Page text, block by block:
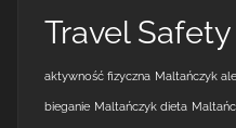
Travel Safety
aktywność fizyczna Maltańczyk
bieganie Maltańczyk dieta